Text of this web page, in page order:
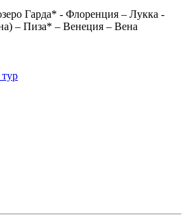
Гарда* - Флоренция – Лукка -
– Пиза* – Венеция – Вена